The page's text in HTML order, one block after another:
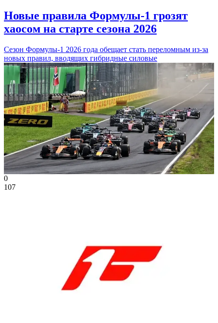
Новые правила Формулы-1 грозят
хаосом на старте сезона 2026
Сезон Формулы-1 2026 года обещает стать переломным из-за
новых правил, вводящих гибридные силовые
0
107